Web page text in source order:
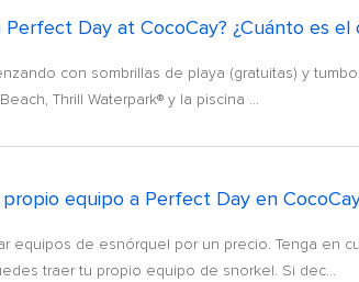
Day at CocoCay? ¿Cuánto es el
con sombrillas de playa (gratuitas) y
Thrill Waterpark® y la piscina ...
equipo a Perfect Day en
equipos de esnórquel por un precio. Tenga en
traer tu propio equipo de snorkel. Si dec...